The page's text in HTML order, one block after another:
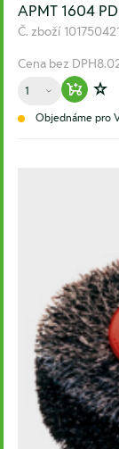
APMT 1604
Č. zboží
Cena bez DPH
Množství
Objednáme pro